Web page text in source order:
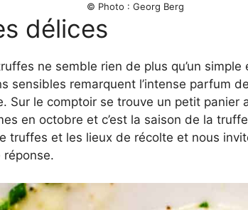
© Photo : Georg Berg
délices
ne semble rien de plus qu’un
sensibles remarquent l’intense parfum
Sur le comptoir se trouve un petit panier
en octobre et c’est la saison de la
truffes et les lieux de récolte et nous